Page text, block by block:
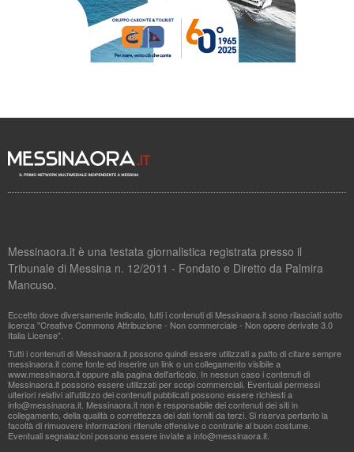
Messinaora.it è una testata giornalistica registrata presso il
Tribunale di Messina n. 12/2011 - Fondato e Diretto da Palmira
Mancuso.
Eccetto dove diversamente indicato, tutti i contenuti di Messinaora.it sono rilasciati sotto
licenza "Creative Commons Attribuzione - Non commerciale - Non opere derivate 3.0
Italia License".
Tutti i contenuti di Messinaora.it possono quindi essere utilizzati a patto di citare sempre
messinaora.it come fonte ed inserire un link o un collegamento visibile a
www.messinaora.it oppure alla pagina dell'articolo. In nessun caso i contenuti di
Messinaora.it possono essere utilizzati per scopi commerciali. Eventuali permessi
ulteriori relativi all'utilizzo dei contenuti pubblicati possono essere richiesti a
info@messinaora.it . Messinaora.it non è responsabile dei contenuti dei siti in
collegamento, della qualità o correttezza dei dati forniti da terzi. Si riserva pertanto la
facoltà di rimuovere informazioni ritenute offensive o contrarie al buon costume.
Eventuali segnalazioni possono essere inviate ainfo@messinaora.it